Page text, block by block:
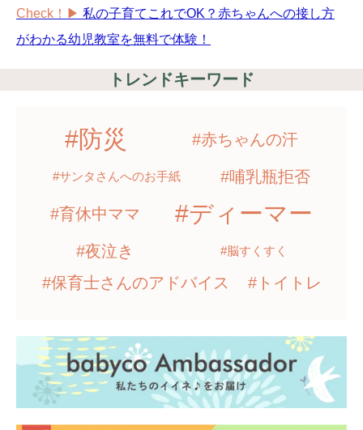
Check！▶︎ 私の子育てこれでOK？赤ちゃんへの接し方
がわかる幼児教室を無料で体験！
トレンドキーワード
#防災 #赤ちゃんの汗
#サンタさんへのお手紙 #哺乳瓶拒否
#育休中ママ #ディーマー
#夜泣き #脳すくすく
#保育士さんのアドバイス #トイトレ